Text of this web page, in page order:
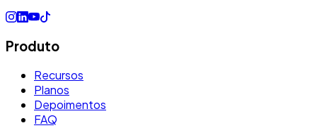
Produto
Recursos
Planos
Depoimentos
FAQ